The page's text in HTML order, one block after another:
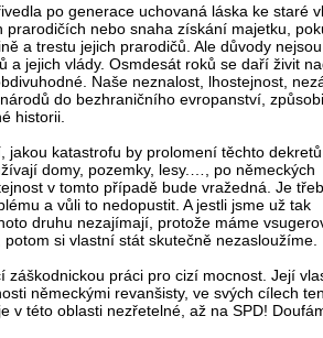
po generace uchovaná láska ke staré
prarodičích nebo snaha získání majetku,
a trestu jejich prarodičů. Ale důvody nejsou
a jejich vlády. Osmdesát roků se daří živit
Naše neznalost, lhostejnost,
do bezhraničního evropanství,
historii.
jakou katastrofu by prolomení těchto dekretů
domy, pozemky, lesy.…, po německých
v tomto případě bude vražedná. Je
a vůli to nedopustit. A jestli jsme už tak
druhu nezajímají, protože máme
si vlastní stát skutečně nezasloužíme.
záškodnickou práci pro cizí mocnost. Její
německými revanšisty, ve svých cílech
v této oblasti nezřetelné, až na SPD!